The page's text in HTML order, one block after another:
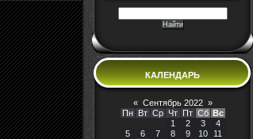
КАЛЕНДАРЬ
« Сентябрь 2022 »
Пн
Вт Ср Чт Пт Сб Вс
1
2 3
4
5
6 7 8 9 10
11